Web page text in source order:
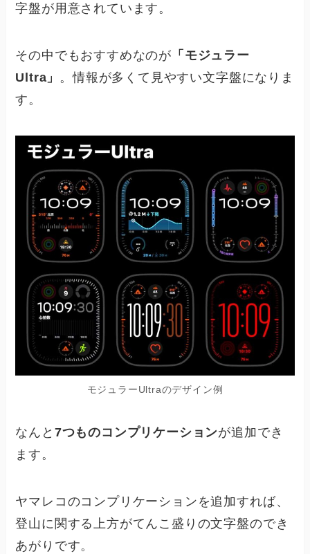
字盤が用意されています。
その中でもおすすめなのが 「モジュラー
Ultra」 。情報が多くて見やすい文字盤になりま
す。
モジュラーUltraのデザイン例
なんと 7つものコンプリケーションが追加でき
ます。
ヤマレコのコンプリケーションを追加すれば、
登山に関する上方がてんこ盛りの文字盤のでき
あがりです。